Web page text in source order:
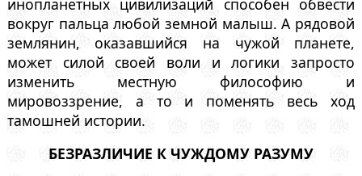
инопланетных цивилизаций способен обвести
вокруг пальца любой земной малыш. А рядовой
землянин, оказавшийся на чужой планете,
может силой своей воли и логики запросто
изменить местную философию и
мировоззрение, а то и поменять весь ход
тамошней истории.
БЕЗРАЗЛИЧИЕ К ЧУЖДОМУ РАЗУМУ